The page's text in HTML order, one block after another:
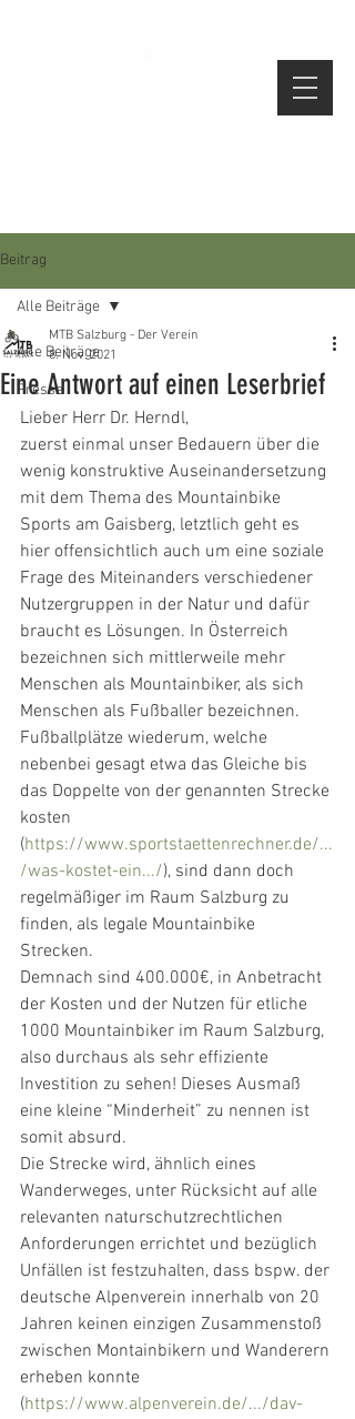
Beitrag
Alle Beiträge
Presse
Alle Beiträge
Eine Antwort auf einen Leserbrief
MTB Salzburg - Der Verein
8. Nov. 2021
Lieber Herr Dr. Herndl,
zuerst einmal unser Bedauern über die
wenig konstruktive Auseinandersetzung
mit dem Thema des Mountainbike
Sports am Gaisberg, letztlich geht es
hier offensichtlich auch um eine soziale
Frage des Miteinanders verschiedener
Nutzergruppen in der Natur und dafür
braucht es Lösungen. In Österreich
bezeichnen sich mittlerweile mehr
Menschen als Mountainbiker, als sich
Menschen als Fußballer bezeichnen.
Fußballplätze wiederum, welche
nebenbei gesagt etwa das Gleiche bis
das Doppelte von der genannten Strecke
kosten
(https://www.sportstaettenrechner.de/...
/was-kostet-ein.../), sind dann doch
regelmäßiger im Raum Salzburg zu
finden, als legale Mountainbike
Strecken.
Demnach sind 400.000€, in Anbetracht
der Kosten und der Nutzen für etliche
1000 Mountainbiker im Raum Salzburg,
also durchaus als sehr effiziente
Investition zu sehen! Dieses Ausmaß
eine kleine “Minderheit” zu nennen ist
somit absurd.
Die Strecke wird, ähnlich eines
Wanderweges, unter Rücksicht auf alle
relevanten naturschutzrechtlichen
Anforderungen errichtet und bezüglich
Unfällen ist festzuhalten, dass bspw. der
deutsche Alpenverein innerhalb von 20
Jahren keinen einzigen Zusammenstoß
zwischen Montainbikern und Wanderern
erheben konnte
(https://www.alpenverein.de/.../dav-